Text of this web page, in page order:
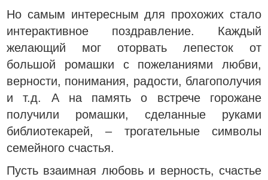
Но самым интересным для прохожих стало
интерактивное поздравление. Каждый
желающий мог оторвать лепесток от
большой ромашки с пожеланиями любви,
верности, понимания, радости, благополучия
и т.д. А на память о встрече горожане
получили ромашки, сделанные руками
библиотекарей, – трогательные символы
семейного счастья.
Пусть взаимная любовь и верность, счастье